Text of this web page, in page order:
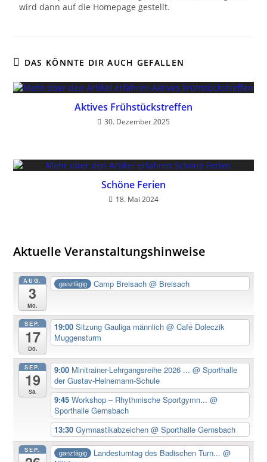
wird dann auf die Homepage gestellt.
DAS KÖNNTE DIR AUCH GEFALLEN
Aktives Frühstückstreffen
30. Dezember 2025
Schöne Ferien
18. Mai 2024
Aktuelle Veranstaltungshinweise
AUG.
3
Mo.
ganztägig Camp Breisach@ Breisach
SEP.
17
Do.
19:00 Sitzung Gauliga männlich @ Café Doleczik
Muggensturm
SEP.
19
Sa.
9:00 Minitrainer-Lehrgangsreihe 2026 ... @ Sporthalle
der Gustav-Heinemann-Schule
9:45 Workshop – Rhythmische Sportgymn... @
Sporthalle Gernsbach
13:30 Gymnastikabzeichen @ Sporthalle Gernsbach
SEP. ganztägig Landesturntag des Badischen Turn...@